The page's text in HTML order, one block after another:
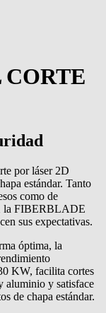
por láser 2D
estándar. Tanto
como de
la FIBERBLADE
sus expectativas.
óptima, la
KW, facilita cortes
aluminio y satisface
de chapa estándar.